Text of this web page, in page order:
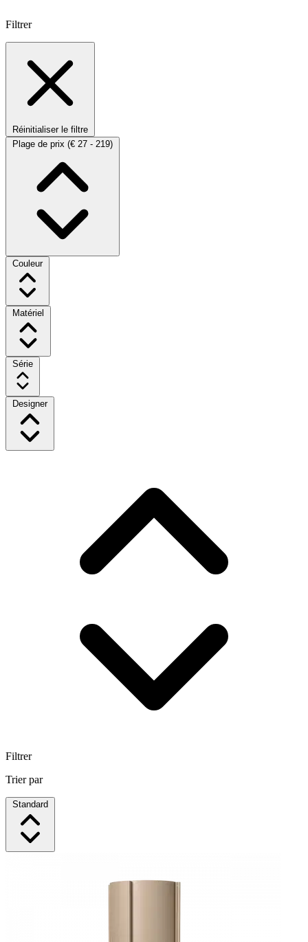
Filtrer
Réinitialiser le filtre
Plage de prix (€ 27 - 219)
Couleur
Matériel
Série
Designer
Filtrer
Trier par
Standard